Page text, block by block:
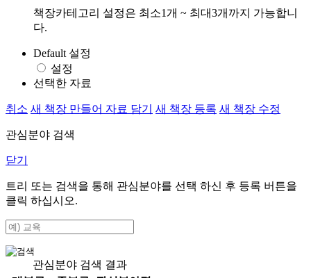
책장카테고리 설정은 최소1개 ~ 최대3개까지 가능합니
다.
Default 설정
설정
선택한 자료
취소 새 책장 만들어 자료 담기 새 책장 등록 새 책장 수정
관심분야 검색
닫기
트리 또는 검색을 통해 관심분야를 선택 하신 후 등록 버튼을
클릭 하십시오.
관심분야 검색 결과